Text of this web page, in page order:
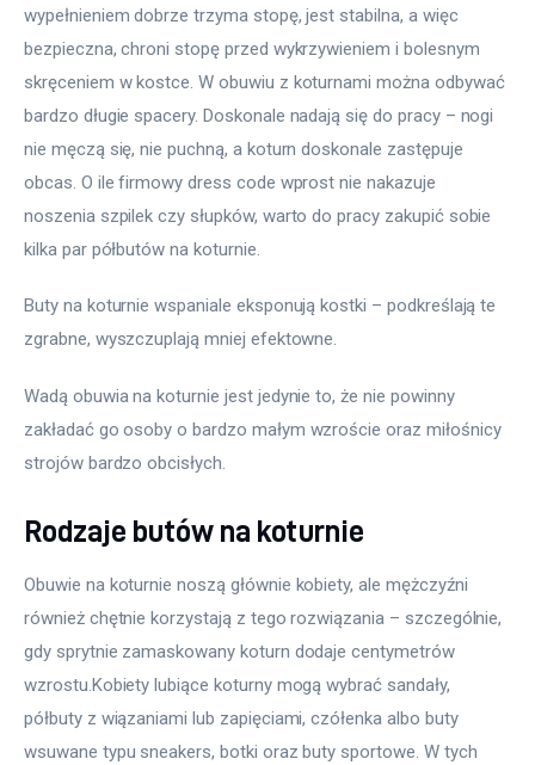
wypełnieniem dobrze trzyma stopę, jest stabilna, a więc
bezpieczna, chroni stopę przed wykrzywieniem i bolesnym
skręceniem w kostce. W obuwiu z koturnami można odbywać
bardzo długie spacery. Doskonale nadają się do pracy – nogi
nie męczą się, nie puchną, a koturn doskonale zastępuje
obcas. O ile firmowy dress code wprost nie nakazuje
noszenia szpilek czy słupków, warto do pracy zakupić sobie
kilka par półbutów na koturnie.
Buty na koturnie wspaniale eksponują kostki – podkreślają te
zgrabne, wyszczuplają mniej efektowne.
Wadą obuwia na koturnie jest jedynie to, że nie powinny
zakładać go osoby o bardzo małym wzroście oraz miłośnicy
strojów bardzo obcisłych.
Rodzaje butów na koturnie
Obuwie na koturnie noszą głównie kobiety, ale mężczyźni
również chętnie korzystają z tego rozwiązania – szczególnie,
gdy sprytnie zamaskowany koturn dodaje centymetrów
wzrostu.Kobiety lubiące koturny mogą wybrać sandały,
półbuty z wiązaniami lub zapięciami, czółenka albo buty
wsuwane typu sneakers, botki oraz buty sportowe. W tych